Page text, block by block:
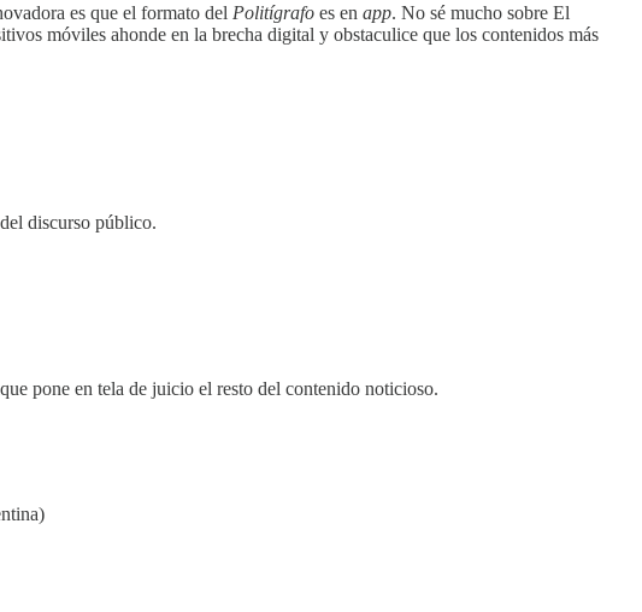
es que el formato del Politígrafo es en app. No sé mucho sobre El
móviles ahonde en la brecha digital y obstaculice que los contenidos más
del discurso público.
pone en tela de juicio el resto del contenido noticioso.